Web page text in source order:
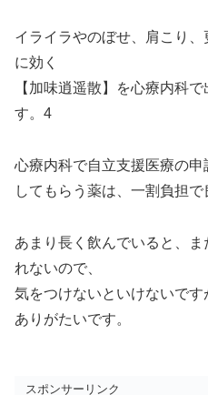
イライラやのぼせ、肩こり
に効く
【加味逍遥散】を心療内科
す。4
心療内科で自立支援医療の
してもらう薬は、一割負担で
あまり長く飲んでいると、
れないので、
気をつけないといけないで
ありがたいです。
スポンサーリンク